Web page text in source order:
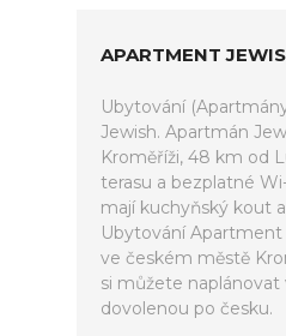
APARTMENT
Ubytování
Jewish. Apartmán
Kroměříži, 48 km od
terasu a bezplatné
mají kuchyňský kout
Ubytování Apartment
ve českém městě
si můžete naplánovat
dovolenou po česku.